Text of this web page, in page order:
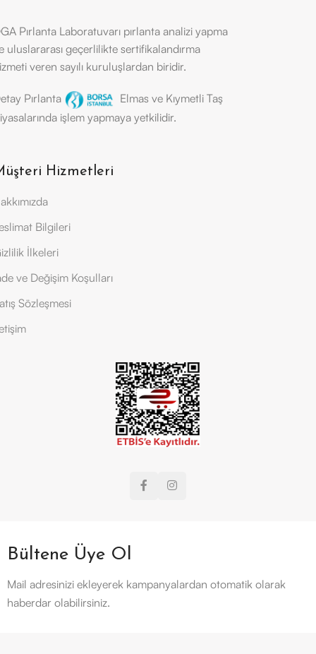
Pırlanta Laboratuvarı pırlanta analizi yapma
uluslararası geçerlilikte sertifikalandırma
veren sayılı kuruluşlardan biridir.
Pırlanta
Elmas ve Kıymetli Taş
işlem yapmaya yetkilidir.
Hizmetleri
Bilgileri
İlkeleri
ve Değişim Koşulları
Sözleşmesi
Bültene Üye Ol
Mail adresinizi ekleyerek kampanyalardan otomatik olarak
haberdar olabilirsiniz.